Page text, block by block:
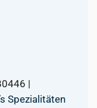
|
Spezialitäten